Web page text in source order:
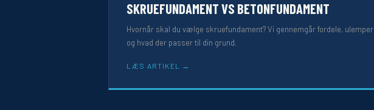
SKRUEFUNDAMENT VS BETONFUNDAMENT
Hvornår skal du vælge skruefundament? Vi gennemgår fordele, ulemper
og hvad der passer til din grund.
LÆS ARTIKEL